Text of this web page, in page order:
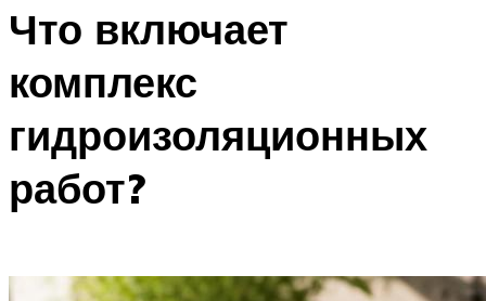
Что включает
комплекс
гидроизоляционных
работ?